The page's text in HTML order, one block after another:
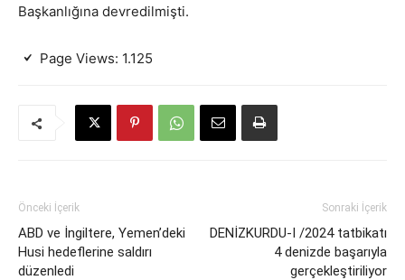
Başkanlığına devredilmişti.
Page Views: 1.125
Önceki İçerik
ABD ve İngiltere, Yemen’deki
Husi hedeflerine saldırı
düzenledi
Sonraki İçerik
DENİZKURDU-I /2024 tatbikatı
4 denizde başarıyla
gerçekleştiriliyor